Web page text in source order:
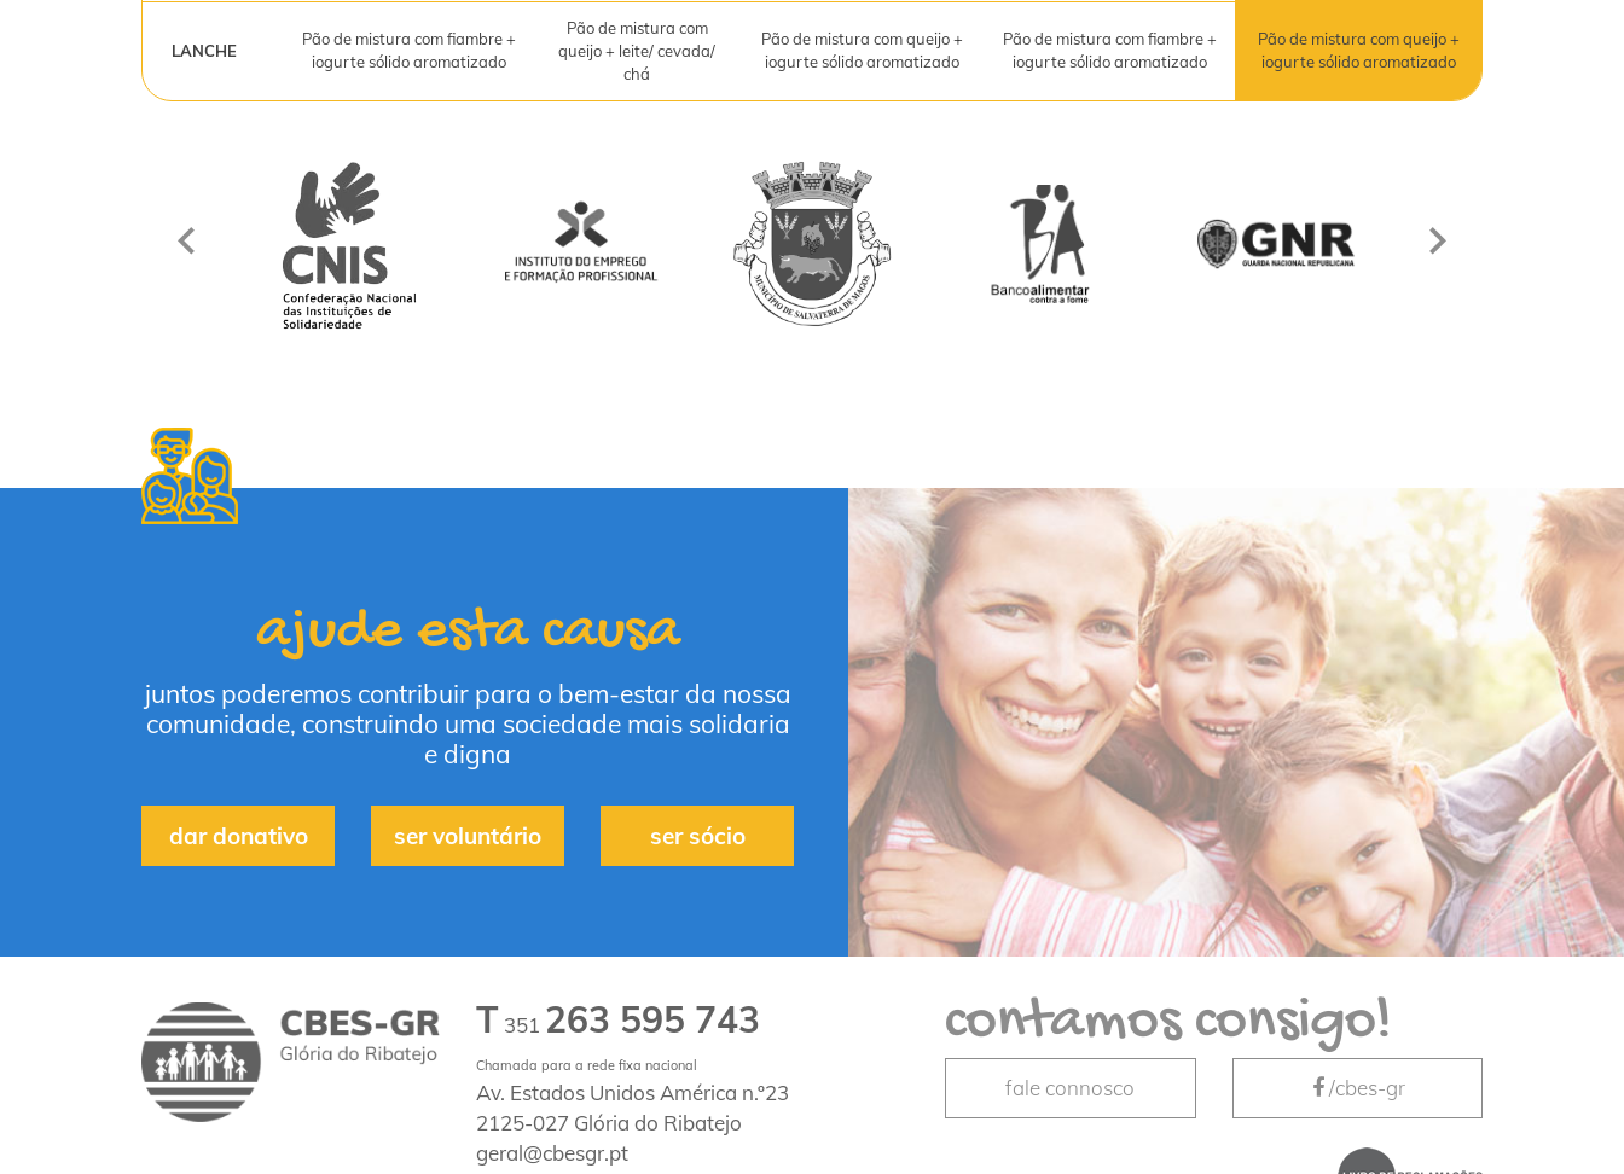
LANCHE
Pão de mistura com fiambre +
iogurte sólido aromatizado
Pão de mistura com
queijo + leite/ cevada/
chá
Pão de mistura com queijo +
iogurte sólido aromatizado
Pão de mistura com fiambre +
iogurte sólido aromatizado
Pão de mistura com queijo +
iogurte sólido aromatizado
ajude esta causa
juntos poderemos contribuir para o bem-estar da nossa
comunidade, construindo uma sociedade mais solidaria
e digna
dar donativo ser voluntário ser sócio
T 351 263 595 743
Chamada para a rede fixa nacional
Av. Estados Unidos América n.º23
2125-027 Glória do Ribatejo
geral@cbesgr.pt
contamos consigo!
fale connosco /cbes-gr